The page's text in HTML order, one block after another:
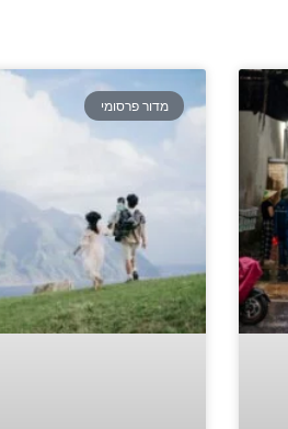
מדור פרסומי